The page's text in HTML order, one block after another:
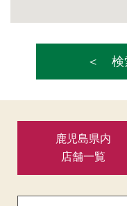
検
鹿児島県内
店舗一覧